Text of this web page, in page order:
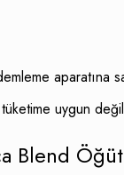
uygun
Blend